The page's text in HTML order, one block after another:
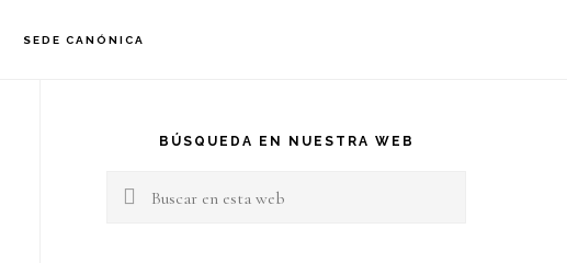
SEDE CANÓNICA
principal
BÚSQUEDA EN NUESTRA WEB
Buscar